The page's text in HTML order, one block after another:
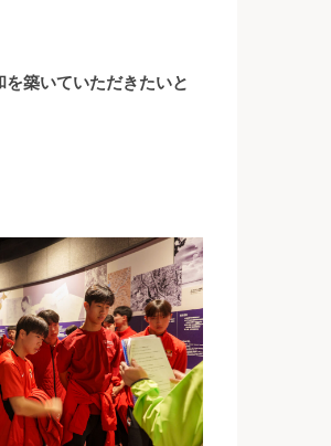
築いていただきたいと